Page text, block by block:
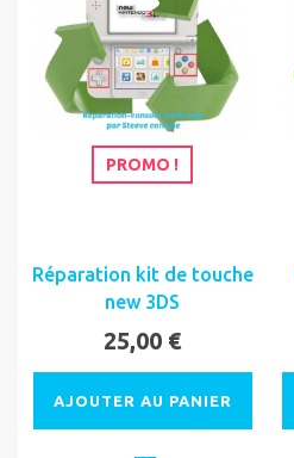
PROMO !
Réparation kit de touche
new 3DS
25,00 €
AJOUTER AU PANIER